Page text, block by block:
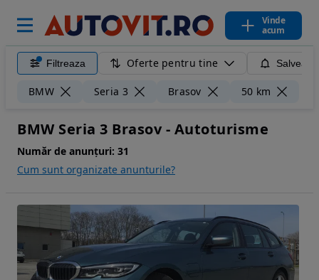
Vinde
acum
Filtreaza Oferte pentru tine
BMW Seria 3 Brasov 50 km
BMW Seria 3 Brasov - Autoturisme
Număr de anunțuri: 31
Cum sunt organizate anunturile?